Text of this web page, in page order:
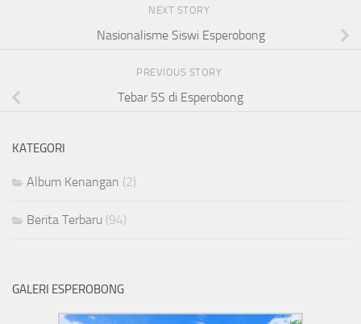
NEXT STORY
Nasionalisme Siswi Esperobong
PREVIOUS STORY
Tebar 5S di Esperobong
KATEGORI
Album Kenangan (2)
Berita Terbaru (94)
GALERI ESPEROBONG